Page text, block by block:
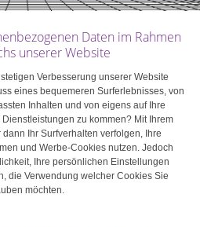
nicht gefallen würde:
als bei jedem anderen
der Wert von Gold dem, was
eines Fluchtwerts besteht
Gewinnen, sondern darin, kein
auf der Suche nach einem
Gold nicht als Geldanlage,
für das eigene Vermögen. Von
man nicht, dass sie Zinsen
Daten im Rahmen
unserer Website
Verbesserung unserer Website
eines bequemeren Surferlebnisses, von
Inhalten und von eigens auf Ihre
zu kommen? Mit Ihrem
Ihr Surfverhalten verfolgen, Ihre
und Werbe-Cookies nutzen. Jedoch
Ihre persönlichen Einstellungen
die Verwendung welcher Cookies Sie
möchten.